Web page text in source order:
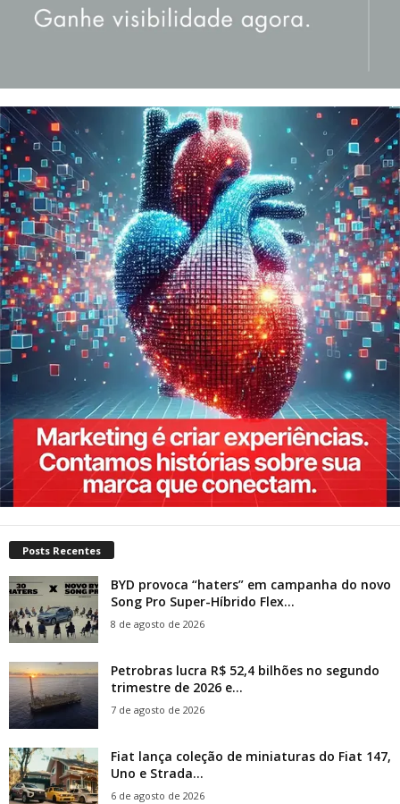
Posts Recentes
BYD provoca “haters” em campanha do novo
Song Pro Super-Híbrido Flex...
8 de agosto de 2026
Petrobras lucra R$ 52,4 bilhões no segundo
trimestre de 2026 e...
7 de agosto de 2026
Fiat lança coleção de miniaturas do Fiat 147,
Uno e Strada...
6 de agosto de 2026